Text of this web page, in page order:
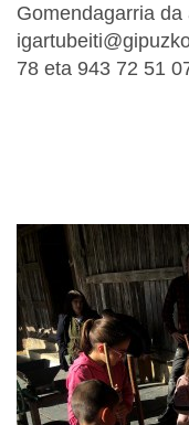
Gomendagarria
78 eta 943 72 51